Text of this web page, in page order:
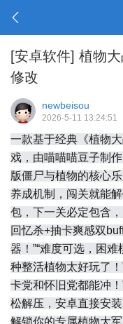
[安卓软件] 植物
修改
newbeisou
2026-5-11 13:24:51
一款基于经典《植物
戏，由喵喵喵豆子制
版僵尸与植物的核心
养成机制，闯关就能
包，下一关必定包含
回忆杀+抽卡爽感双
器！”“难度可选，困
种整活植物太好玩了
卡党和怀旧党都能冲
松解压，安卓直接安
解锁你的专属植物大